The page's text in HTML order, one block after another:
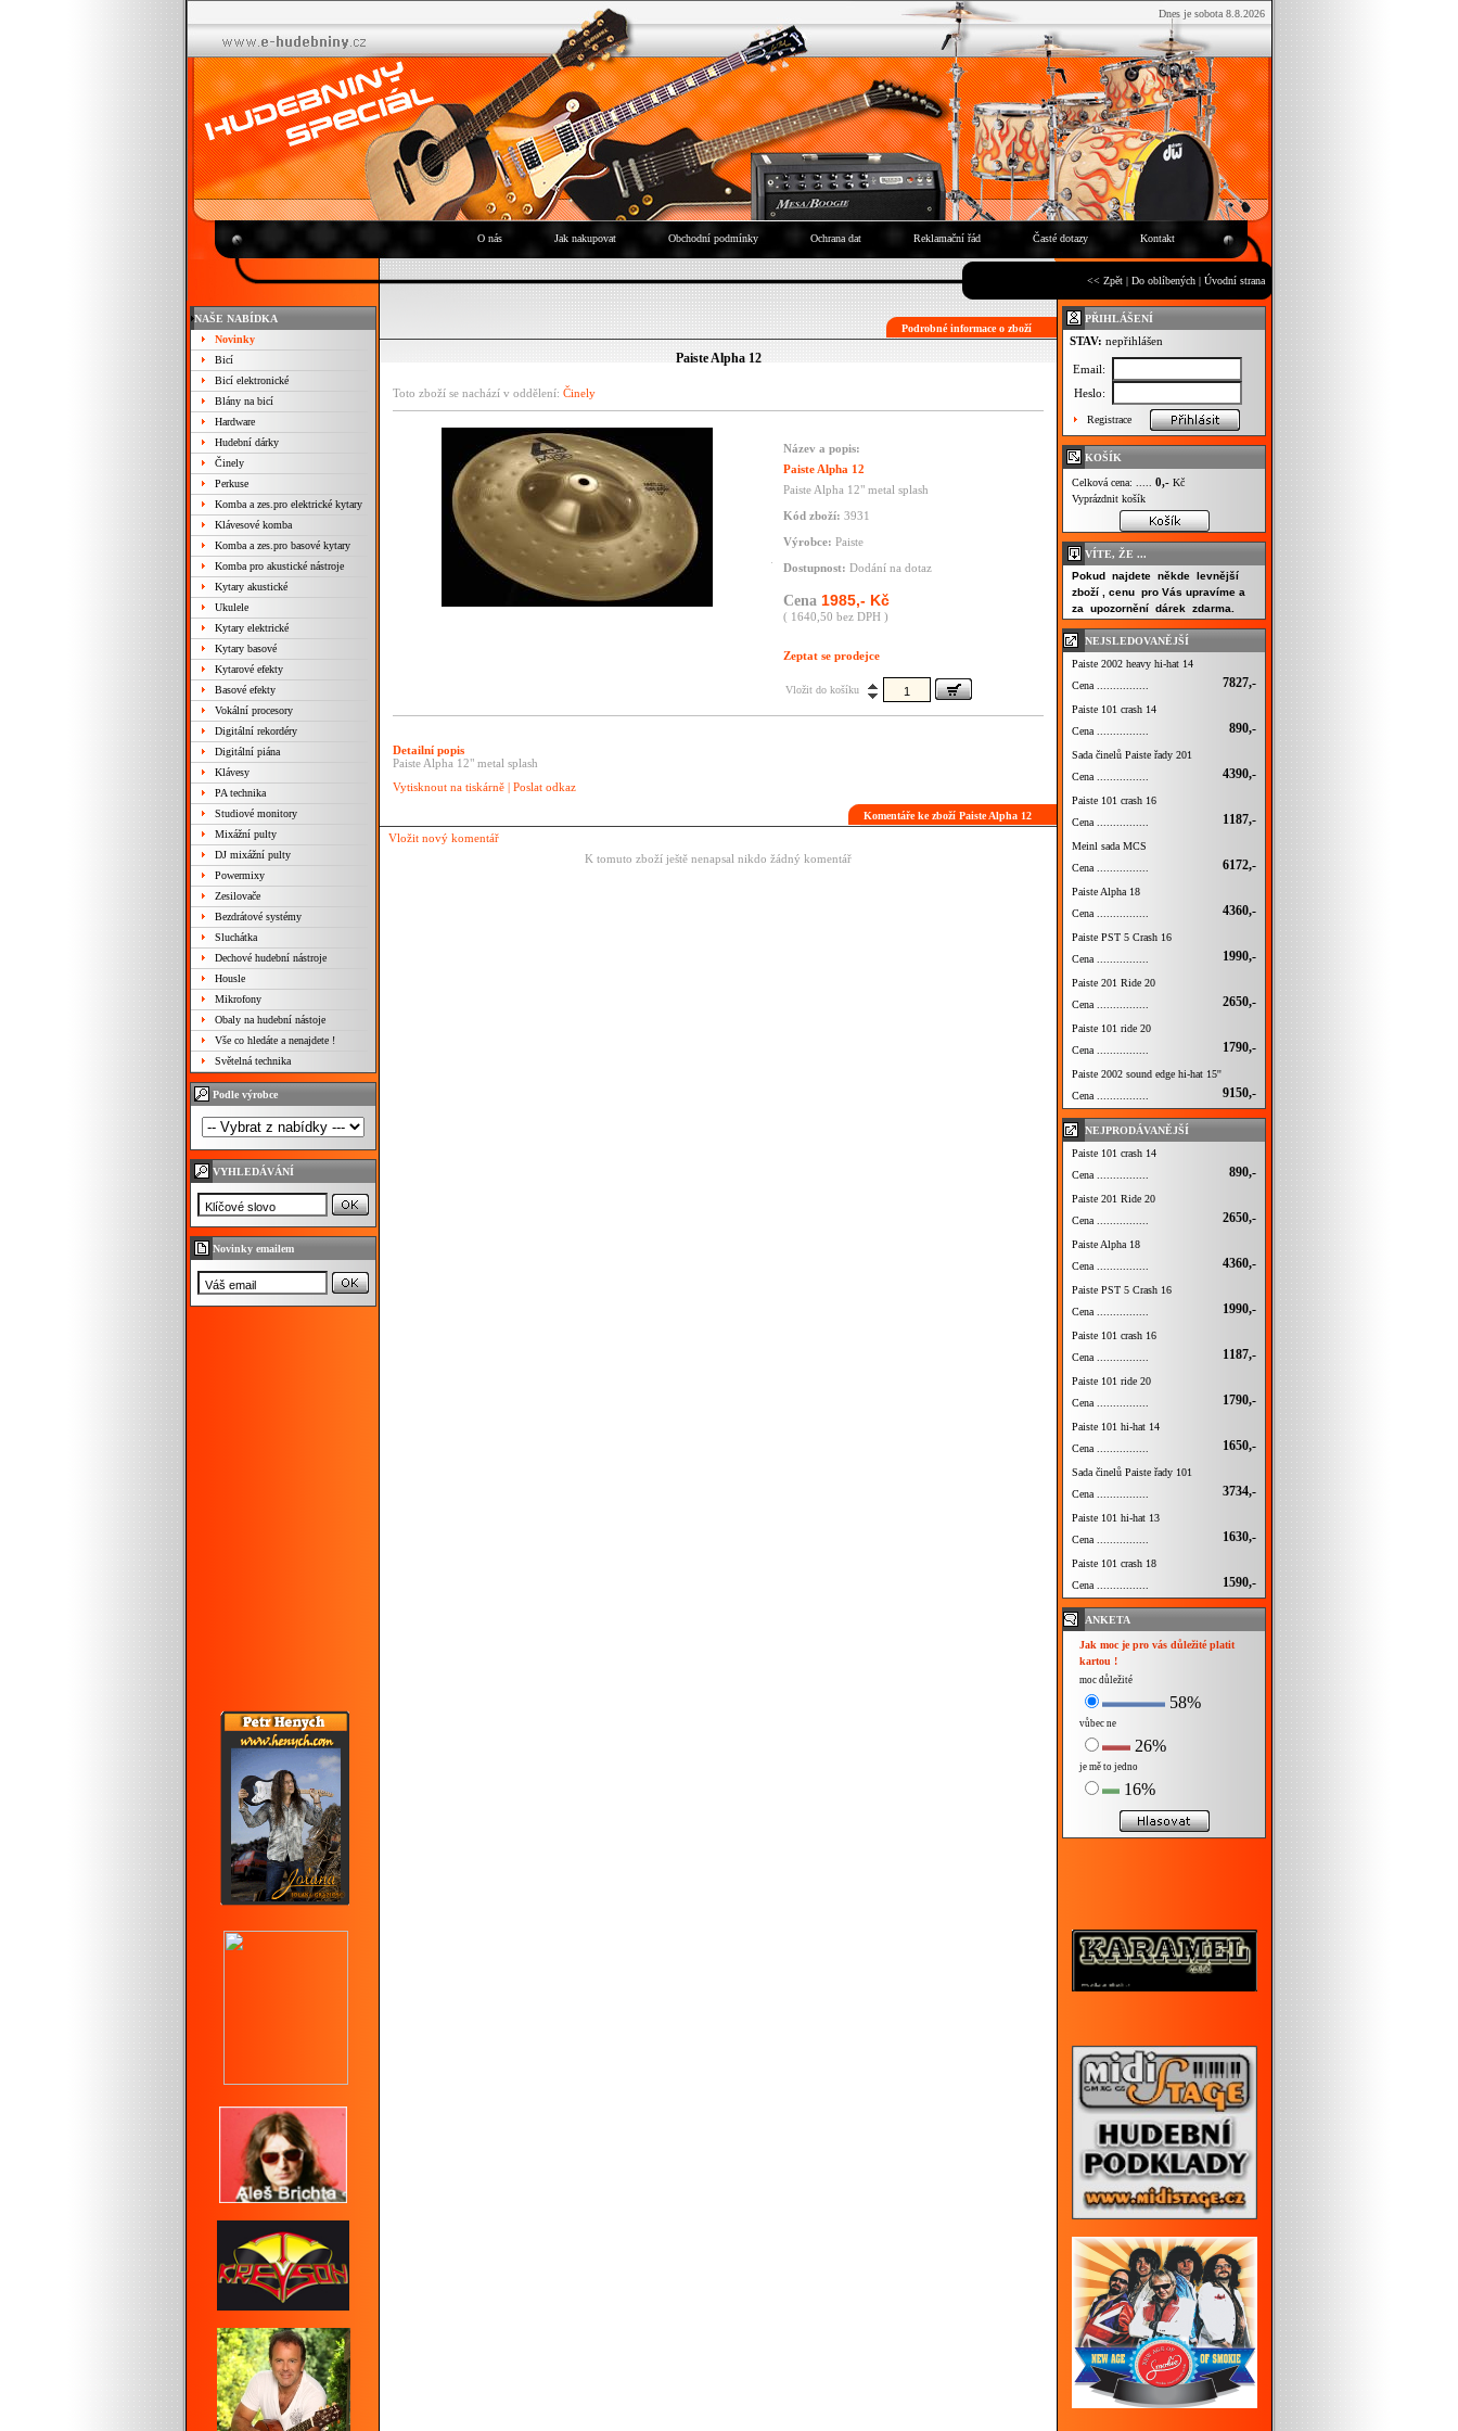
Dnes je sobota 8.8.2026
O nás Jak nakupovat Obchodní podmínky Ochrana dat Reklamační řád Časté dotazy Kontakt
<< Zpět | Do oblíbených | Úvodní strana
NAŠE NABÍDKA
Novinky
Bicí
Bicí elektronické
Blány na bicí
Hardware
Hudební dárky
Činely
Perkuse
Komba a zes.pro elektrické kytary
Klávesové komba
Komba a zes.pro basové kytary
Komba pro akustické nástroje
Kytary akustické
Ukulele
Kytary elektrické
Kytary basové
Kytarové efekty
Basové efekty
Vokální procesory
Digitální rekordéry
Digitální piána
Klávesy
PA technika
Studiové monitory
Mixážní pulty
DJ mixážní pulty
Powermixy
Zesilovače
Bezdrátové systémy
Sluchátka
Dechové hudební nástroje
Housle
Mikrofony
Obaly na hudební nástoje
Vše co hledáte a nenajdete !
Světelná technika
Podle výrobce
VYHLEDÁVÁNÍ
Novinky emailem
Podrobné informace o zboží
Paiste Alpha 12
Toto zboží se nachází v oddělení: Činely
Název a popis:
Paiste Alpha 12
Paiste Alpha 12" metal splash
Kód zboží: 3931
Výrobce: Paiste
Dostupnost: Dodání na dotaz
Cena 1985,- Kč
( 1640,50 bez DPH )
Zeptat se prodejce
Vložit do košíku
Detailní popis
Paiste Alpha 12" metal splash
Vytisknout na tiskárně | Poslat odkaz
Komentáře ke zboží Paiste Alpha 12
Vložit nový komentář
K tomuto zboží ještě nenapsal nikdo žádný komentář
PŘIHLÁŠENÍ
STAV: nepřihlášen
Email:
Heslo:
Registrace
KOŠÍK
Celková cena: ..... 0,- Kč
Vyprázdnit košík
VÍTE, ŽE ...
Pokud najdete někde levnější
zboží , cenu pro Vás upravíme a
za upozornění dárek zdarma.
NEJSLEDOVANĚJŠÍ
Paiste 2002 heavy hi-hat 14
Cena ................
7827,-
Paiste 101 crash 14
Cena ................
890,-
Sada činelů Paiste řady 201
Cena ................
4390,-
Paiste 101 crash 16
Cena ................
1187,-
Meinl sada MCS
Cena ................
6172,-
Paiste Alpha 18
Cena ................
4360,-
Paiste PST 5 Crash 16
Cena ................
1990,-
Paiste 201 Ride 20
Cena ................
2650,-
Paiste 101 ride 20
Cena ................
1790,-
Paiste 2002 sound edge hi-hat 15''
Cena ................
9150,-
NEJPRODÁVANĚJŠÍ
Paiste 101 crash 14
Cena ................
890,-
Paiste 201 Ride 20
Cena ................
2650,-
Paiste Alpha 18
Cena ................
4360,-
Paiste PST 5 Crash 16
Cena ................
1990,-
Paiste 101 crash 16
Cena ................
1187,-
Paiste 101 ride 20
Cena ................
1790,-
Paiste 101 hi-hat 14
Cena ................
1650,-
Sada činelů Paiste řady 101
Cena ................
3734,-
Paiste 101 hi-hat 13
Cena ................
1630,-
Paiste 101 crash 18
Cena ................
1590,-
ANKETA
Jak moc je pro vás důležité platit
kartou !
moc důležité
58%
vůbec ne
26%
je mě to jedno
16%